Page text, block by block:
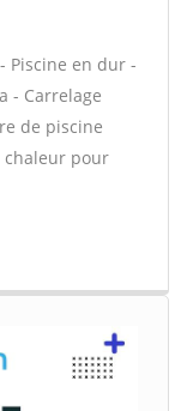
Piscine en dur -
- Carrelage
de piscine
chaleur pour